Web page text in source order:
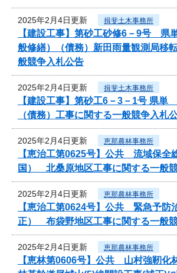
2025年2月4日更新 揖斐土木事務所
【建設工事】第砂工砂修6－9号
般修繕）（債務）新田雨量観測局移
般競争入札公告
2025年2月4日更新 揖斐土木事務所
【建設工事】第砂工6－3－1号 県
（債務）工事に関する一般競争入札
2025年2月4日更新 恵那農林事務所
【恵治工第0625号】公共 流域保全
国） 北桑原地区工事に関する一般
2025年2月4日更新 恵那農林事務所
【恵治工第0624号】公共 緊急予防
正） 布袋野地区工事に関する一般
2025年2月4日更新 恵那農林事務所
【恵林第0606号】公共 山村強靭